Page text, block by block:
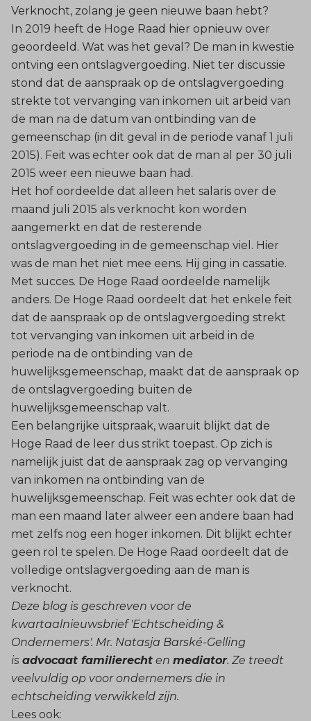
Verknocht, zolang je geen nieuwe baan hebt?
In 2019 heeft de Hoge Raad hier opnieuw over
geoordeeld. Wat was het geval? De man in kwestie
ontving een ontslagvergoeding. Niet ter discussie
stond dat de aanspraak op de ontslagvergoeding
strekte tot vervanging van inkomen uit arbeid van
de man na de datum van ontbinding van de
gemeenschap (in dit geval in de periode vanaf 1 juli
2015). Feit was echter ook dat de man al per 30 juli
2015 weer een nieuwe baan had.
Het hof oordeelde dat alleen het salaris over de
maand juli 2015 als verknocht kon worden
aangemerkt en dat de resterende
ontslagvergoeding in de gemeenschap viel. Hier
was de man het niet mee eens. Hij ging in cassatie.
Met succes. De Hoge Raad oordeelde namelijk
anders. De Hoge Raad oordeelt dat het enkele feit
dat de aanspraak op de ontslagvergoeding strekt
tot vervanging van inkomen uit arbeid in de
periode na de ontbinding van de
huwelijksgemeenschap, maakt dat de aanspraak op
de ontslagvergoeding buiten de
huwelijksgemeenschap valt.
Een belangrijke uitspraak, waaruit blijkt dat de
Hoge Raad de leer dus strikt toepast. Op zich is
namelijk juist dat de aanspraak zag op vervanging
van inkomen na ontbinding van de
huwelijksgemeenschap. Feit was echter ook dat de
man een maand later alweer een andere baan had
met zelfs nog een hoger inkomen. Dit blijkt echter
geen rol te spelen. De Hoge Raad oordeelt dat de
volledige ontslagvergoeding aan de man is
verknocht.
Deze blog is geschreven voor de
kwartaalnieuwsbrief 'Echtscheiding &
Ondernemers'. Mr. Natasja Barské-Gelling
is advocaat familierecht en mediator. Ze treedt
veelvuldig op voor ondernemers die in
echtscheiding verwikkeld zijn.
Lees ook: